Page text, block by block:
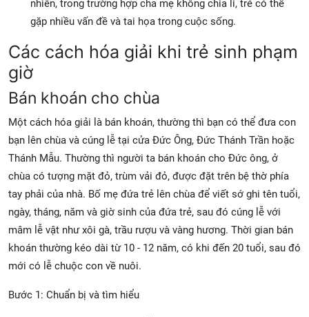
nhiên, trong trường hợp cha mẹ không chia li, trẻ có thể
gặp nhiều vấn đề và tai họa trong cuộc sống.
Các cách hóa giải khi trẻ sinh phạm
giờ
Bán khoán cho chùa
Một cách hóa giải là bán khoán, thường thì bạn có thể đưa con
bạn lên chùa và cúng lễ tại cửa Đức Ông, Đức Thánh Trần hoặc
Thánh Mẫu. Thường thì người ta bán khoán cho Đức ông, ở
chùa có tượng mặt đỏ, trùm vải đỏ, được đặt trên bệ thờ phía
tay phải của nhà. Bố mẹ đứa trẻ lên chùa để viết sớ ghi tên tuổi,
ngày, tháng, năm và giờ sinh của đứa trẻ, sau đó cúng lễ với
mâm lễ vật như xôi gà, trầu rượu và vàng hương. Thời gian bán
khoán thường kéo dài từ 10 - 12 năm, có khi đến 20 tuổi, sau đó
mới có lễ chuộc con về nuôi.
Bước 1: Chuẩn bị và tìm hiểu